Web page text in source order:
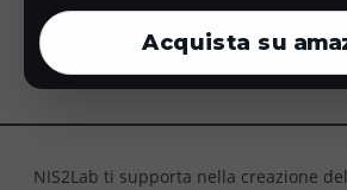
Acquista su
che definisca quali ruoli richiedono
background, in linea con la
assetcritici.
NIS2Lab ti supporta nella creazione